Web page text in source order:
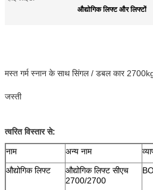
औद्योगिक लिफ्ट और लिफ्टों
मस्त गर्म स्नान के साथ सिंगल / डबल कार 2700kg
जस्ती
त्वरित विस्तार से:
नाम अन्य नाम
औद्योगिक लिफ्ट
औद्योगिक लिफ्ट सीएच
2700/2700